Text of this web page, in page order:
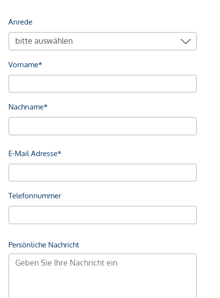
Geldautomat <750m
Bank <750m
Post <750m
Polizei <500m
Bahnhof <1.000m
Autobahnanschluss <5.500m
*Der Vertrag kommt nicht mit der INFINA Credit Broker
Vertragsabschluss resultierende Rechte sind ausschließlich
gegenüber dem anbietenden Immobilienunternehmen
geltend zu machen. Wir weisen Sie darauf hin, dass die